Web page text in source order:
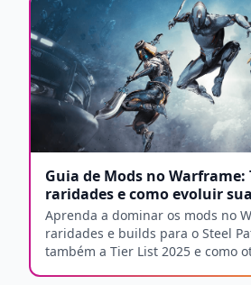
Guia de Mods no Warframe:
raridades e como evoluir
Aprenda a dominar os mods no
raridades e builds para o Steel
também a Tier List 2025 e como